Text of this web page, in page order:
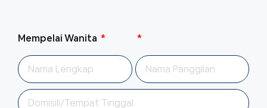
Mempelai Wanita